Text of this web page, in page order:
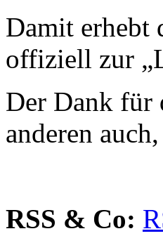
Damit erhebt
offiziell zur
Der Dank für
anderen
RSS & Co: